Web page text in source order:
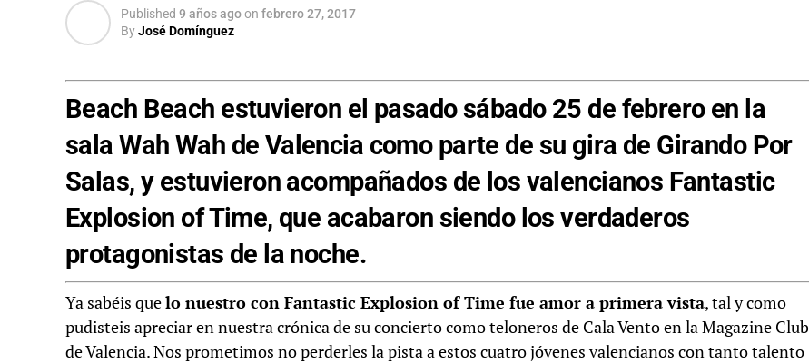
Published 9 años agoon febrero 27, 2017
ByJosé Domínguez
Beach Beach estuvieron el pasado sábado 25 de febrero en la
sala Wah Wah de Valencia como parte de su gira de Girando Por
Salas, y estuvieron acompañados de los valencianos Fantastic
Explosion of Time, que acabaron siendo los verdaderos
protagonistas de la noche.
Ya sabéis quelo nuestro con Fantastic Explosion of Time fue amor a primera vista, tal y como
pudisteis apreciar en nuestra crónica de su concierto como teloneros de Cala Vento en la Magazine Club
de Valencia. Nos prometimos no perderles la pista a estos cuatro jóvenes valencianos con tanto talento